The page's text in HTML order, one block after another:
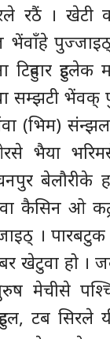
रठैं । खेटी
पुज्जाइठ्
टिहुवार
सम्झटी भेंवक्
(भिम)
भैया
बेलौरीके
कैसिन ओ
।
खेटुवा हो ।
मेचीसे
टब सिरले